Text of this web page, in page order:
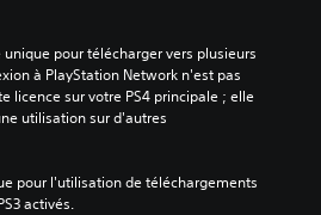
unique pour télécharger vers plusieurs
à PlayStation Network n'est pas
licence sur votre PS4 principale ; elle
utilisation sur d'autres
pour l'utilisation de téléchargements
activés.